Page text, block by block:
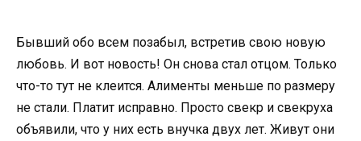
Бывший обо всем позабыл, встретив свою новую
любовь. И вот новость! Он снова стал отцом. Только
что-то тут не клеится. Алименты меньше по размеру
не стали. Платит исправно. Просто свекр и свекруха
объявили, что у них есть внучка двух лет. Живут они